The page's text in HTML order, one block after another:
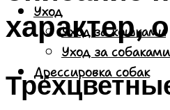
Уход
Уход за кошками
Уход за собаками
Дрессировка собак
характер,